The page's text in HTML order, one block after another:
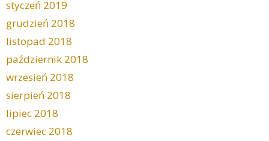
styczeń 2019
grudzień 2018
listopad 2018
październik 2018
wrzesień 2018
sierpień 2018
lipiec 2018
czerwiec 2018